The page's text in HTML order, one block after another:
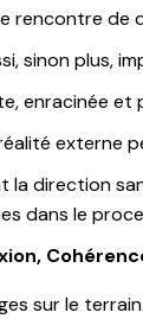
rencontre de
sinon plus,
enracinée
la direction
dans le
sur le